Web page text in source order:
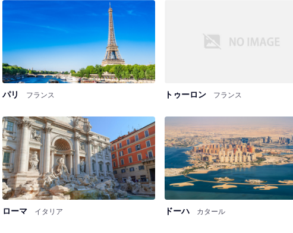
パリ フランス トゥーロン フランス
ローマ イタリア ドーハ カタール